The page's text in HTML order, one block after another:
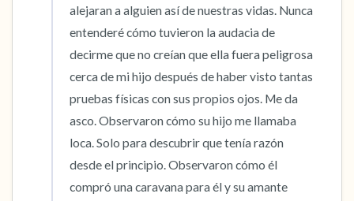
alejaran a alguien así de nuestras vidas. Nunca
entenderé cómo tuvieron la audacia de
decirme que no creían que ella fuera peligrosa
cerca de mi hijo después de haber visto tantas
pruebas físicas con sus propios ojos. Me da
asco. Observaron cómo su hijo me llamaba
loca. Solo para descubrir que tenía razón
desde el principio. Observaron cómo él
compró una caravana para él y su amante